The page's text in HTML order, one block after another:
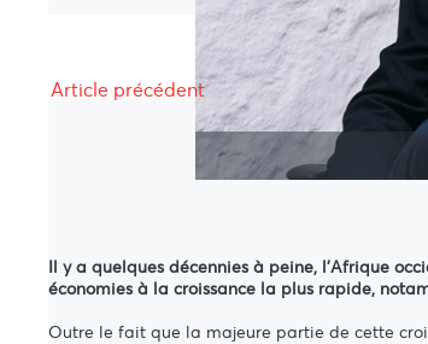
Article précédent
Il y a quelques décennies à peine, l'Afrique
économies à la croissance la plus rapide,
Outre le fait que la majeure partie de cette